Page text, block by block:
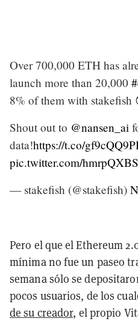
Over 700,000 ETH has
launch more than 20,000
8% of them with stakefish
Shout out to @nansen_ai
data!https://t.co/
pic.twitter.com/
— stakefish (@stakefish)
Pero el que el Ethereum
mínima no fue un paseo
semana sólo se
pocos usuarios, de los
de su creador, el propio